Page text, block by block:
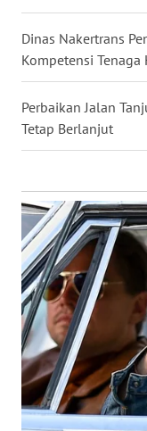
Dinas Nakertrans
Kompetensi Tenaga
Perbaikan Jalan
Tetap Berlanjut
JATIM
WN
WN
KALBAR
WN
KALTENG
WN
KALTARA
WN
KALSEL
WN
KALTIM